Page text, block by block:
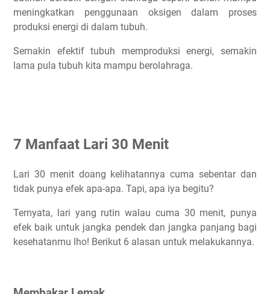
meningkatkan penggunaan oksigen dalam proses
produksi energi di dalam tubuh.
Semakin efektif tubuh memproduksi energi, semakin
lama pula tubuh kita mampu berolahraga.
7 Manfaat Lari 30 Menit
Lari 30 menit doang kelihatannya cuma sebentar dan
tidak punya efek apa-apa. Tapi, apa iya begitu?
Ternyata, lari yang rutin walau cuma 30 menit, punya
efek baik untuk jangka pendek dan jangka panjang bagi
kesehatanmu lho! Berikut 6 alasan untuk melakukannya.